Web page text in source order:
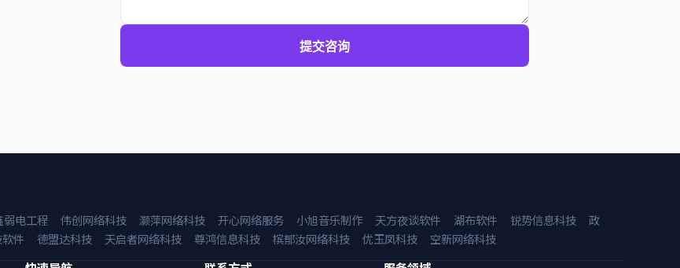
提交咨询
弱电工程 伟创网络科技 灏萍网络科技 开心网络服务 小旭音乐制作 天方夜谈软件 湖布软件 锐势信息科技
政
件 德盟达科技 天启者网络科技 尊鸿信息科技 槟郁汝网络科技 优玉凤科技 空新网络科技